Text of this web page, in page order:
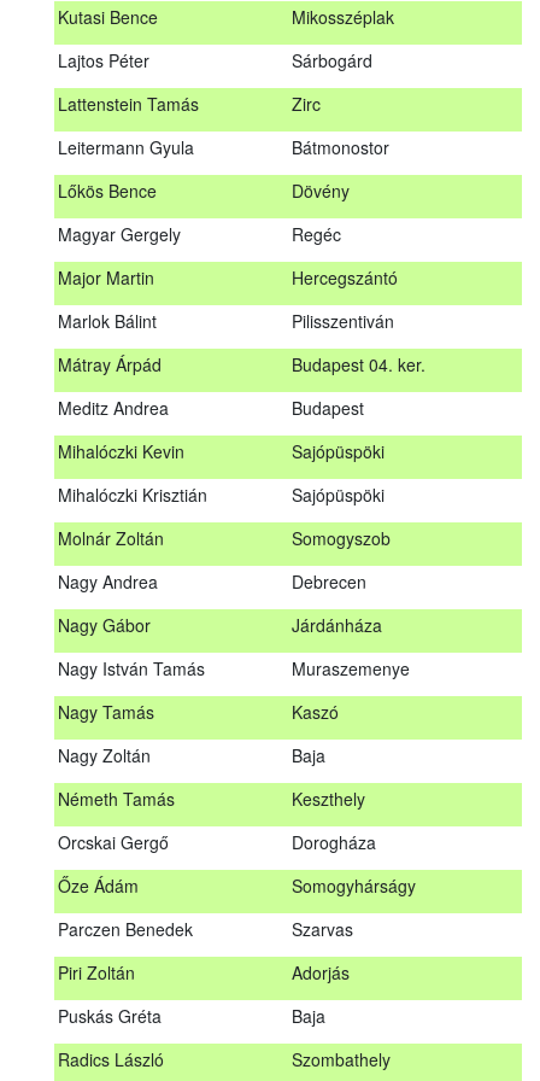
Kutasi Bence
Mikosszéplak
Lajtos Péter
Sárbogárd
Lattenstein Tamás
Zirc
Leitermann Gyula
Bátmonostor
Lőkös Bence
Dövény
Magyar Gergely
Regéc
Major Martin
Hercegszántó
Marlok Bálint
Pilisszentiván
Mátray Árpád
Budapest 04. ker.
Meditz Andrea
Budapest
Mihalóczki Kevin
Sajópüspöki
Mihalóczki Krisztián
Sajópüspöki
Molnár Zoltán
Somogyszob
Nagy Andrea
Debrecen
Nagy Gábor
Járdánháza
Nagy István Tamás
Muraszemenye
Nagy Tamás
Kaszó
Nagy Zoltán
Baja
Németh Tamás
Keszthely
Orcskai Gergő
Dorogháza
Őze Ádám
Somogyhárságy
Parczen Benedek
Szarvas
Piri Zoltán
Adorjás
Puskás Gréta
Baja
Radics László
Szombathely
A továbbképzés vizsgával zárul!
Jelentkezés, lemondás
Jelentkezni a továbbképzésre kizárólag a Nébih honlapján
elhelyezett űrlapon lehet. A jelentkezés elfogadásáról
Kovács Dániel
Sárbogárd
Lattenstein Tamás
Zirc
Leitermann Gyula
Bátmonostor
Magyar Gergely
Regéc
Hercegszántó
Pilisszentiván
Budapest 04. ker.
Budapest
Mihalóczki Kevin
Mihalóczki Krisztián
Molnár Zoltán
Somogyszob
Nagy Andrea
Nagy Gábor
Járdánháza
Muraszemenye
Nagy Tamás
Kaszó
Keszthely
Dorogháza